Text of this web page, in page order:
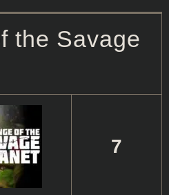
the Savage
7